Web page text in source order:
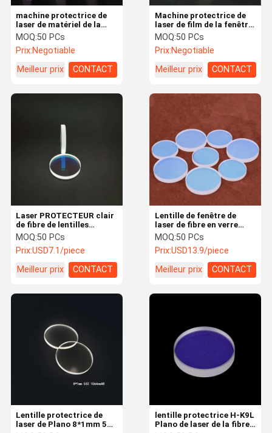
nous
Machine protectrice de
laser de film de la fenêtre
2100nmAR de la lentille
9.3*2mm de laser de
holmium
MOQ:50 PCs
Prix:Negotiable
Meilleur prix
CONTACT
machine protectrice de
laser de matériel de la
lentille H-K9L de laser de
la fibre 1064nmAR de
93.2*4mm
MOQ:50 PCs
Prix:Negotiable
Meilleur prix
CONTACT
Lentille de fenêtre de
laser de fibre en verre
76*2mm de l'espace libre
H-K9L de Plano
MOQ:50 PCs
Prix:USD13.9/piece
Meilleur prix
CONTACT
Laser PROTECTEUR clair
de fibre de lentilles
optiques de la LENTILLE
H-K9L plano du laser
1064nmAR du film
17*1mm de fenêtre de
protection
MOQ:50 PCs
Prix:USD7.1/piece
Meilleur prix
CONTACT
lentille protectrice H-K9L
Plano de laser de la fibre
Lentille protectrice de
laser de Plano 8*1mm 532